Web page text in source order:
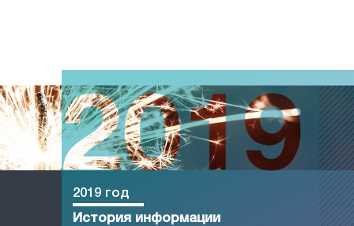
2019 год
История информации